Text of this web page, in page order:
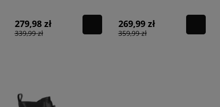
279,98 zł
339,99 zł
269,99 zł
359,99 zł